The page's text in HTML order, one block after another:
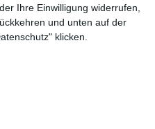
Ihre Einwilligung widerrufen,
und unten auf der
klicken.